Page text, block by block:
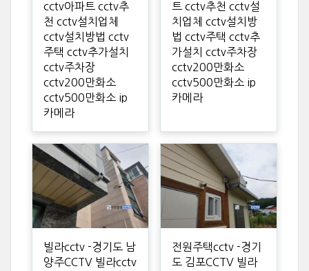
cctv아파트 cctv추
천 cctv설치업체
cctv설치방법 cctv
주택 cctv추가설치
cctv주차장
cctv200만화소
cctv500만화소 ip
카메라
트 cctv추천 cctv설
치업체 cctv설치방
법 cctv주택 cctv추
가설치 cctv주차장
cctv200만화소
cctv500만화소 ip
카메라
빌라cctv -경기도 남
양주CCTV 빌라cctv
전원주택cctv -경기
도 김포CCTV 빌라